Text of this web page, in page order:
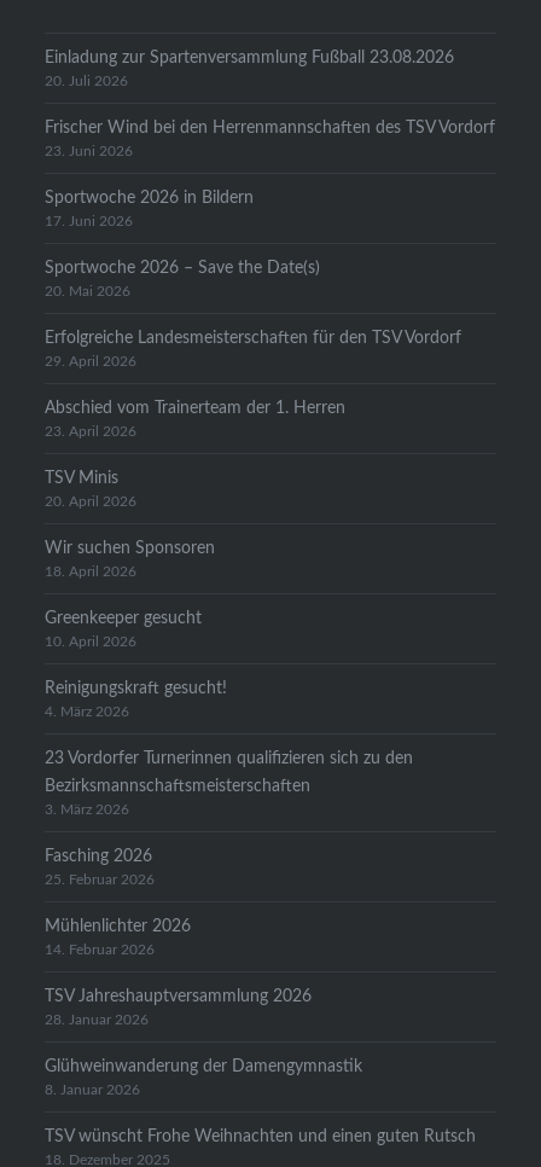
Einladung zur Spartenversammlung Fußball 23.08.2026
20. Juli 2026
Frischer Wind bei den Herrenmannschaften des TSV Vordorf
23. Juni 2026
Sportwoche 2026 in Bildern
17. Juni 2026
Sportwoche 2026 – Save the Date(s)
20. Mai 2026
Erfolgreiche Landesmeisterschaften für den TSV Vordorf
29. April 2026
Abschied vom Trainerteam der 1. Herren
23. April 2026
TSV Minis
20. April 2026
Wir suchen Sponsoren
18. April 2026
Greenkeeper gesucht
10. April 2026
Reinigungskraft gesucht!
4. März 2026
23 Vordorfer Turnerinnen qualifizieren sich zu den
Bezirksmannschaftsmeisterschaften
3. März 2026
Fasching 2026
25. Februar 2026
Mühlenlichter 2026
14. Februar 2026
TSV Jahreshauptversammlung 2026
28. Januar 2026
Glühweinwanderung der Damengymnastik
8. Januar 2026
TSV wünscht Frohe Weihnachten und einen guten Rutsch
18. Dezember 2025